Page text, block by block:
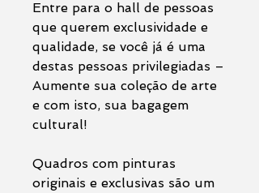
Entre para o hall de pessoas
que querem exclusividade e
qualidade, se você já é uma
destas pessoas privilegiadas –
Aumente sua coleção de arte
e com isto, sua bagagem
cultural!
Quadros com pinturas
originais e exclusivas são um